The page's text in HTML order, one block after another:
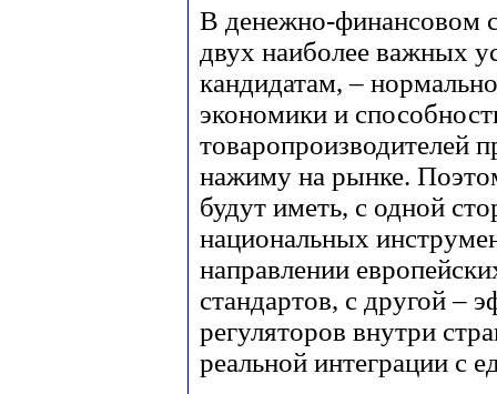
В денежно-финансовом
двух наиболее важных
кандидатам, –
экономики и
товаропроизводителей
нажиму на рынке.
будут иметь, с одной
национальных
направлении
стандартов, с другой –
регуляторов внутри
реальной интеграции с